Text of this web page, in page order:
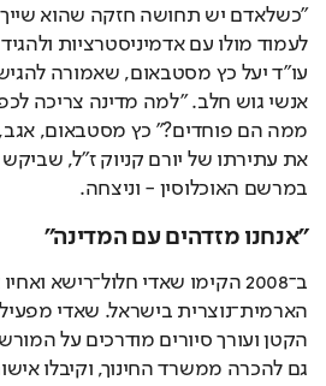
במרשם האוכלוסין - וניצחה.
"אנחנו מזדהים עם המדינה"